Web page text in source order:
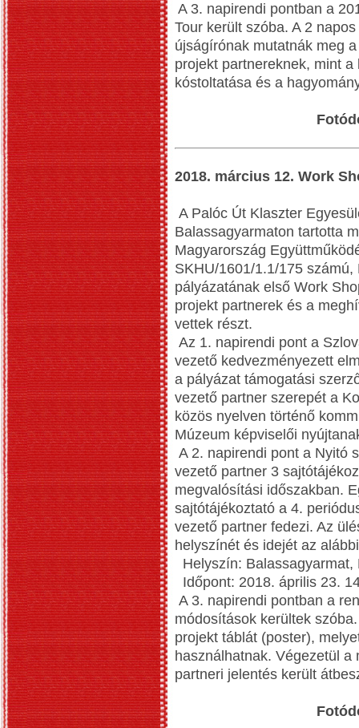
A 3. napirendi pontban a
Tour került szóba. A 2
újságírónak mutatnák meg
projekt partnereknek, mint
kóstoltatása és a
2018. március 12. Work
A Palóc Út Klaszter
Balassagyarmaton tartotta
Magyarország
SKHU/1601/1.1/175
pályázatának első Work
projekt partnerek és a
vettek részt.
Az 1. napirendi pont a
vezető kedvezményezett
a pályázat támogatási
vezető partner szerepét a
közös nyelven történő
Múzeum képviselői
A 2. napirendi pont a Nyitó
vezető partner 3
megvalósítási időszakban.
sajtótájékoztató a 4.
vezető partner fedezi. Az
helyszínét és idejét az
Helyszín: Balassagyarmat,
Időpont: 2018. április 23.
A 3. napirendi pontban a
módosítások kerültek
projekt táblát (poster),
használhatnak. Végezetül
partneri jelentés került